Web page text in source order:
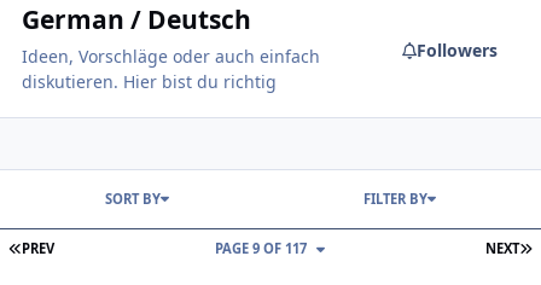
German / Deutsch
Ideen, Vorschläge oder auch einfach
diskutieren. Hier bist du richtig
Followers
FIRST PAGE
PREV NEXT
PAGE 9 OF 117
SORT BY FILTER BY